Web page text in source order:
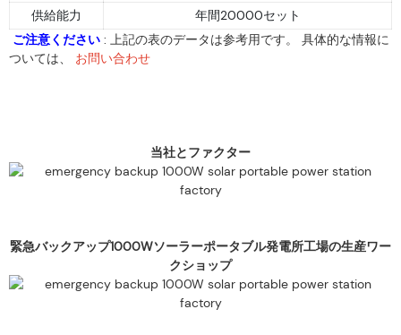
供給能力
年間20000セット
ご注意ください : 上記の表のデータは参考用です。 具体的な情報に
ついては、 お問い合わせ
当社とファクター
緊急バックアップ1000Wソーラーポータブル発電所工場の生産ワー
クショップ